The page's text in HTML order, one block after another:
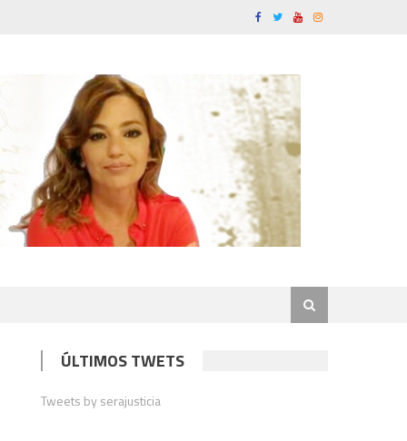
ÚLTIMOS TWETS
Tweets by serajusticia